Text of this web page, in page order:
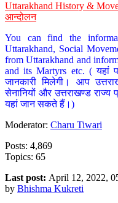
Uttarakhand History &
आन्दोलन
You can find the
Uttarakhand, Social
from Uttarakhand and
and its Martyrs etc. ( यहां
जानकारी मिलेगी। आप
सेनानियों और उत्तराखण्ड राज्य
यहां जान सकते हैं।)
Moderator: Charu Tiwari
Posts: 4,869
Topics: 65
Last post: April 12, 2022,
by Bhishma Kukreti